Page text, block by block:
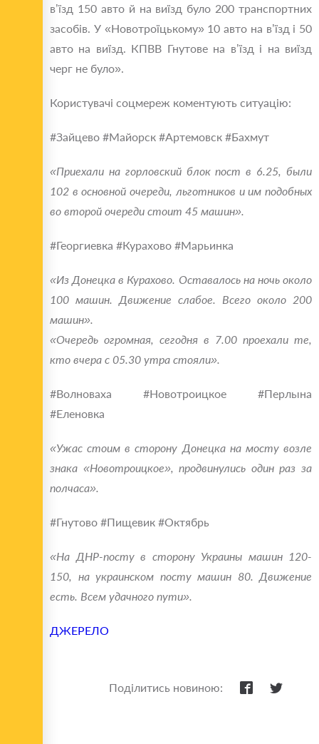
в’їзд 150 авто й на виїзд було 200 транспортних
засобів. У «Новотроїцькому» 10 авто на в’їзд і 50
авто на виїзд. КПВВ Гнутове на в’їзд і на виїзд
черг не було».
Користувачі соцмереж коментують ситуацію:
#‎Зайцево #‎Майорск #‎Артемовск #‎Бахмут
«Приехали на горловский блок пост в 6.25, были
102 в основной очереди, льготников и им подобных
во второй очереди стоит 45 машин».
#‎Георгиевка #‎Курахово #‎Марьинка
«Из Донецка в Курахово. Оставалось на ночь около
100 машин. Движение слабое. Всего около 200
машин».
«Очередь огромная, сегодня в 7.00 проехали те,
кто вчера с 05.30 утра стояли».
#Волноваха #‎Новотроицкое #‎Перлына
#‎Еленовка
«Ужас стоим в сторону Донецка на мосту возле
знака «Новотроицкое», продвинулись один раз за
полчаса».
#Гнутово #‎Пищевик #‎Октябрь
«На ДНР-посту в сторону Украины машин 120-
150, на украинском посту машин 80. Движение
есть. Всем удачного пути».
ДЖЕРЕЛО
Поділитись новиною: